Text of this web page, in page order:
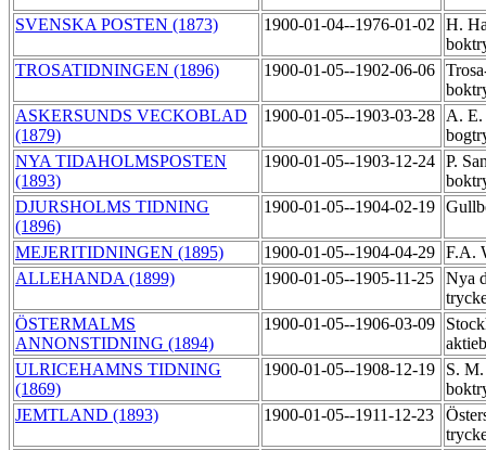
SVENSKA POSTEN (1873) 1900-01-04--1976-01-02
H.
TROSATIDNINGEN (1896)
1900-01-05--1902-06-06
ASKERSUNDS VECKOBLAD
(1879)
1900-01-05--1903-03-28
A. E.
NYA TIDAHOLMSPOSTEN
(1893)
1900-01-05--1903-12-24 P.
DJURSHOLMS TIDNING
(1896)
1900-01-05--1904-02-19
MEJERITIDNINGEN (1895) 1900-01-05--1904-04-29 F.A.
ALLEHANDA (1899)
1900-01-05--1905-11-25
Nya
ÖSTERMALMS
ANNONSTIDNING (1894)
1900-01-05--1906-03-09
ULRICEHAMNS TIDNING
(1869)
1900-01-05--1908-12-19
S.
JEMTLAND (1893)
1900-01-05--1911-12-23